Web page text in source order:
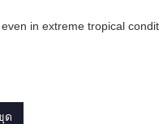
in extreme tropical
ด